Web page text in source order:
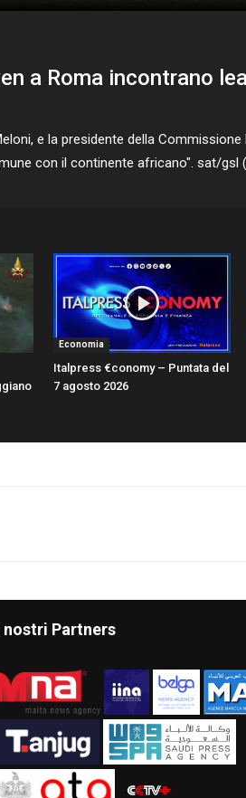
a Roma incontrano
e la presidente della
con il continente africano". sat/gsl
Economia
Italpress €conomy – Puntata del
7 agosto 2026
nostri Partners